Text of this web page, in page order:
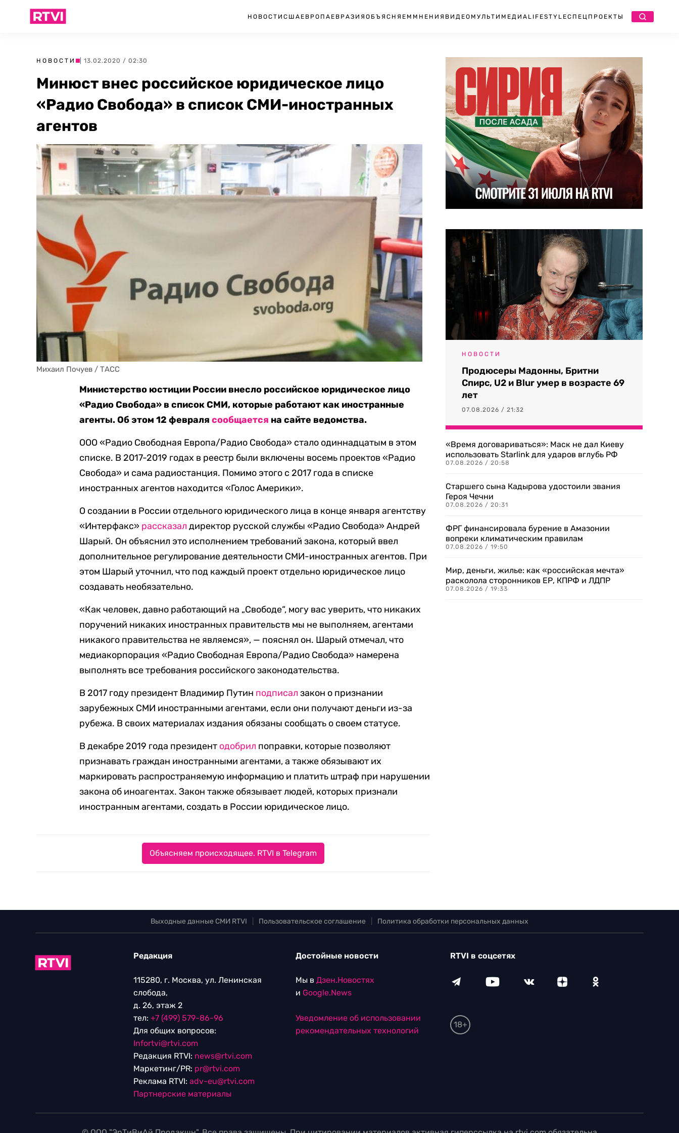
НОВОСТИ США ЕВРОПА ЕВРАЗИЯ ОБЪЯСНЯЕМ МНЕНИЯ ВИДЕО МУЛЬТИМЕДИА LIFESTYLEСПЕЦПРОЕКТЫ
НОВОСТИ | 13.02.2020 / 02:30
Минюст внес российское юридическое лицо
«Радио Свобода» в список СМИ-иностранных
агентов
Михаил Почуев / ТАСС
Министерство юстиции России внесло российское юридическое лицо
«Радио Свобода» в список СМИ, которые работают как иностранные
агенты. Об этом 12 февралясообщается на сайте ведомства.
ООО «Радио Свободная Европа/Радио Свобода» стало одиннадцатым в этом
списке. В 2017-2019 годах в реестр были включены восемь проектов «Радио
Свобода» и сама радиостанция. Помимо этого с 2017 года в списке
иностранных агентов находится «Голос Америки».
О создании в России отдельного юридического лица в конце января агентству
«Интерфакс» рассказал директор русской службы «Радио Свобода» Андрей
Шарый. Он объяснил это исполнением требований закона, который ввел
дополнительное регулирование деятельности СМИ-иностранных агентов. При
этом Шарый уточнил, что под каждый проект отдельно юридическое лицо
создавать необязательно.
«Как человек, давно работающий на „Свободе“, могу вас уверить, что никаких
поручений никаких иностранных правительств мы не выполняем, агентами
никакого правительства не являемся», — пояснял он. Шарый отмечал, что
медиакорпорация «Радио Свободная Европа/Радио Свобода» намерена
выполнять все требования российского законодательства.
В 2017 году президент Владимир Путин подписал закон о признании
зарубежных СМИ иностранными агентами, если они получают деньги из-за
рубежа. В своих материалах издания обязаны сообщать о своем статусе.
В декабре 2019 года президент одобрил поправки, которые позволяют
признавать граждан иностранными агентами, а также обязывают их
маркировать распространяемую информацию и платить штраф при нарушении
закона об иноагентах. Закон также обязывает людей, которых признали
иностранным агентами, создать в России юридическое лицо.
Объясняем происходящее. RTVI в Telegram
НОВОСТИ
Продюсеры Мадонны, Бритни
Спирс, U2 и Blur умер в возрасте 69
лет
07.08.2026 / 21:32
«Время договариваться»: Маск не дал Киеву
использовать Starlink для ударов вглубь РФ
07.08.2026 / 20:58
Старшего сына Кадырова удостоили звания
Героя Чечни
07.08.2026 / 20:31
ФРГ финансировала бурение в Амазонии
вопреки климатическим правилам
07.08.2026 / 19:50
Мир, деньги, жилье: как «российская мечта»
расколола сторонников ЕР, КПРФ и ЛДПР
07.08.2026 / 19:33
Выходные данные СМИ RTVI Пользовательское соглашение Политика обработки персональных данных
Редакция
115280, г. Москва, ул. Ленинская
слобода,
д. 26, этаж 2
тел: +7 (499) 579-86-96
Для общих вопросов:
Infortvi@rtvi.com
Редакция RTVI: news@rtvi.com
Маркетинг/PR: pr@rtvi.com
Реклама RTVI: adv-eu@rtvi.com
Партнерские материалы
Достойные новости
Мы в Дзен.Новостях
и Google.News
Уведомление об использовании
рекомендательных технологий
RTVI в соцсетях
18+